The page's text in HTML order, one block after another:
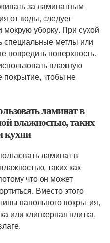
за ламинатным
от воды, следует
мокрую уборку. При сухой
специальные метлы или
повредить поверхность.
влажную
покрытие, чтобы не
ламинат в
влажностью, таких
кухни
ламинат в
таких как
что он может
Вместо этого
напольного покрытия,
или клинкерная плитка,